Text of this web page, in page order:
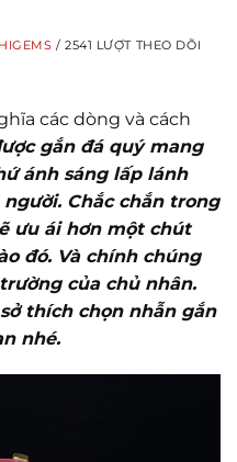
/ 2541 LƯỢT THEO DÕI
các dòng và cách
gắn đá quý mang
ánh sáng lấp lánh
Chắc chắn trong
ưu ái hơn một chút
đó. Và chính chúng
của chủ nhân.
thích chọn nhẫn gắn
nhé.